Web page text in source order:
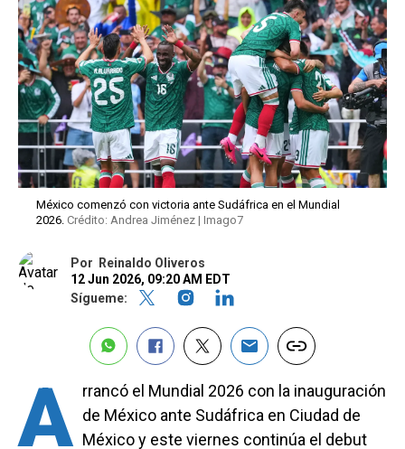
México comenzó con victoria ante Sudáfrica en el Mundial
2026. Crédito: Andrea Jiménez | Imago7
Por
Reinaldo Oliveros
12 Jun 2026, 09:20 AM EDT
Sígueme:
A rrancó el Mundial 2026 con la inauguración
de México ante Sudáfrica en Ciudad de
México y este viernes continúa el debut